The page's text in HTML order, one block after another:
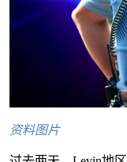
资料图片